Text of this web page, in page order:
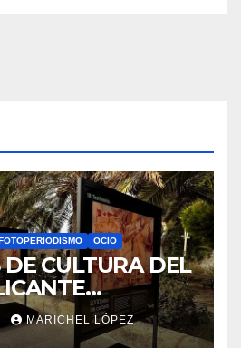
OCIO
CULTURA DEL
EL CASTILLO
MARICHEL LÓPEZ